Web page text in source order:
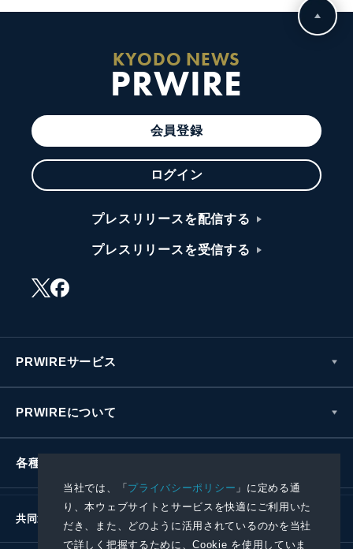
当社では、「プライバシーポリシー 」に定める通
り、本ウェブサイトとサービスを快適にご利用いた
だき、また、どのように活用されているのかを当社
で詳しく把握するために、Cookie を使用していま
KYODO NEWS
PRWIRE
会員登録
ログイン
プレスリリースを配信する
プレスリリースを受信する
PRWIREサービス
PRWIREについて
各種お問い合わせ
共同通信社グループ